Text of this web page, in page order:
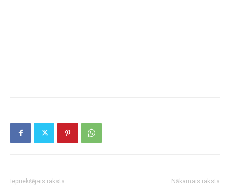
Iepriekšējais raksts Nākamais raksts